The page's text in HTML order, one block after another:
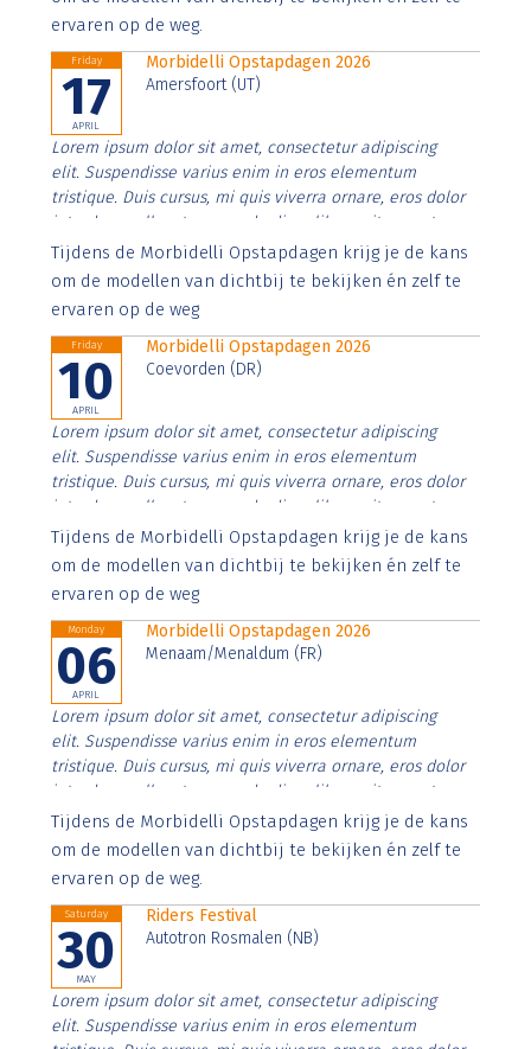
ervaren op de weg.
Friday
17
APRIL
Morbidelli Opstapdagen 2026
Amersfoort (UT)
Lorem ipsum dolor sit amet, consectetur adipiscing
elit. Suspendisse varius enim in eros elementum
tristique. Duis cursus, mi quis viverra ornare, eros dolor
interdum nulla, ut commodo diam libero vitae erat.
Aenean faucibus nibh et justo cursus id rutrum lorem
imperdiet. Nunc ut sem vitae risus tristique posuere.
Tijdens de Morbidelli Opstapdagen krijg je de kans
om de modellen van dichtbij te bekijken én zelf te
ervaren op de weg
Friday
10
APRIL
Morbidelli Opstapdagen 2026
Coevorden (DR)
Lorem ipsum dolor sit amet, consectetur adipiscing
elit. Suspendisse varius enim in eros elementum
tristique. Duis cursus, mi quis viverra ornare, eros dolor
interdum nulla, ut commodo diam libero vitae erat.
Aenean faucibus nibh et justo cursus id rutrum lorem
imperdiet. Nunc ut sem vitae risus tristique posuere.
Tijdens de Morbidelli Opstapdagen krijg je de kans
om de modellen van dichtbij te bekijken én zelf te
ervaren op de weg
Monday
06
APRIL
Morbidelli Opstapdagen 2026
Menaam/Menaldum (FR)
Lorem ipsum dolor sit amet, consectetur adipiscing
elit. Suspendisse varius enim in eros elementum
tristique. Duis cursus, mi quis viverra ornare, eros dolor
interdum nulla, ut commodo diam libero vitae erat.
Aenean faucibus nibh et justo cursus id rutrum lorem
imperdiet. Nunc ut sem vitae risus tristique posuere.
Tijdens de Morbidelli Opstapdagen krijg je de kans
om de modellen van dichtbij te bekijken én zelf te
ervaren op de weg.
Saturday
30
MAY
Riders Festival
Autotron Rosmalen (NB)
Lorem ipsum dolor sit amet, consectetur adipiscing
elit. Suspendisse varius enim in eros elementum